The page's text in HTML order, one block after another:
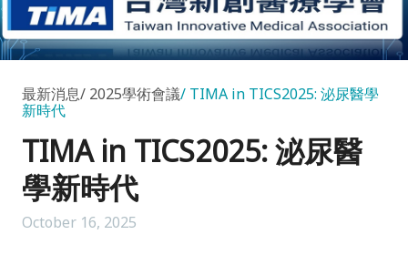
最新消息 2025學術會議 TIMA in TICS2025: 泌尿醫學
新時代
TIMA in TICS2025: 泌尿醫
學新時代
October 16, 2025